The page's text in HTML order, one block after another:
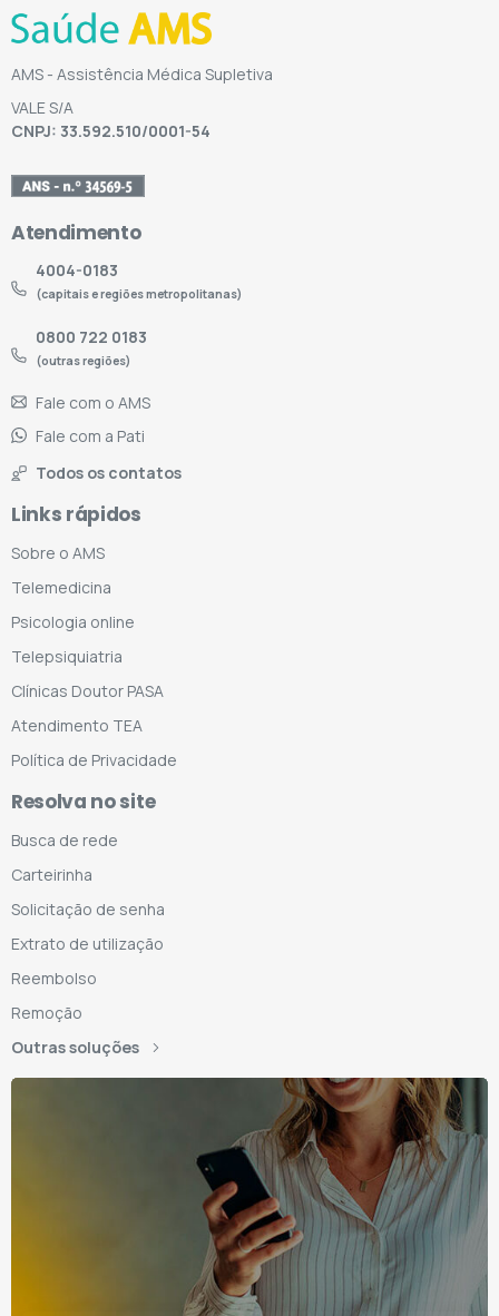
AMS - Assistência Médica Supletiva
VALE S/A
CNPJ: 33.592.510/0001-54
Atendimento
4004-0183
(capitais e regiões metropolitanas)
0800 722 0183
(outras regiões)
Fale com o AMS
Fale com a Pati
Todos os contatos
Links rápidos
Sobre o AMS
Telemedicina
Psicologia online
Telepsiquiatria
Clínicas Doutor PASA
Atendimento TEA
Política de Privacidade
Resolva no site
Busca de rede
Carteirinha
Solicitação de senha
Extrato de utilização
Reembolso
Remoção
Outras soluções
Tenha o AMS
também no seu